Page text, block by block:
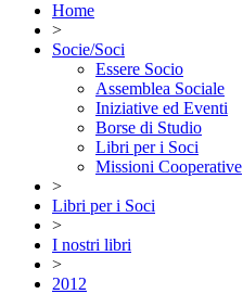
Home
>
Socie/Soci
Essere Socio
Assemblea Sociale
Iniziative ed Eventi
Borse di Studio
Libri per i Soci
Missioni Cooperative
>
Libri per i Soci
>
I nostri libri
>
2012